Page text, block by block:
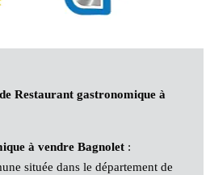
Restaurant gastronomique à
à vendre Bagnolet:
située dans le département de